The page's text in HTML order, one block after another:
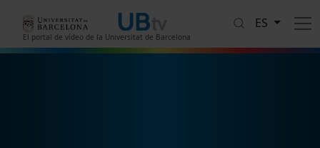
El portal de vídeo de la Universitat de Barcelona
ES